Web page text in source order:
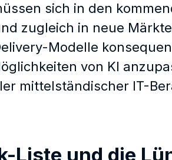
sich in den
zugleich in neue
Modelle
von KI
mittelständischer IT-
Liste und die